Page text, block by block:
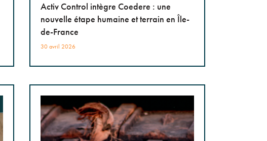
Activ Control intègre Coedere : une
nouvelle étape humaine et terrain en Île-
de-France
30 avril 2026